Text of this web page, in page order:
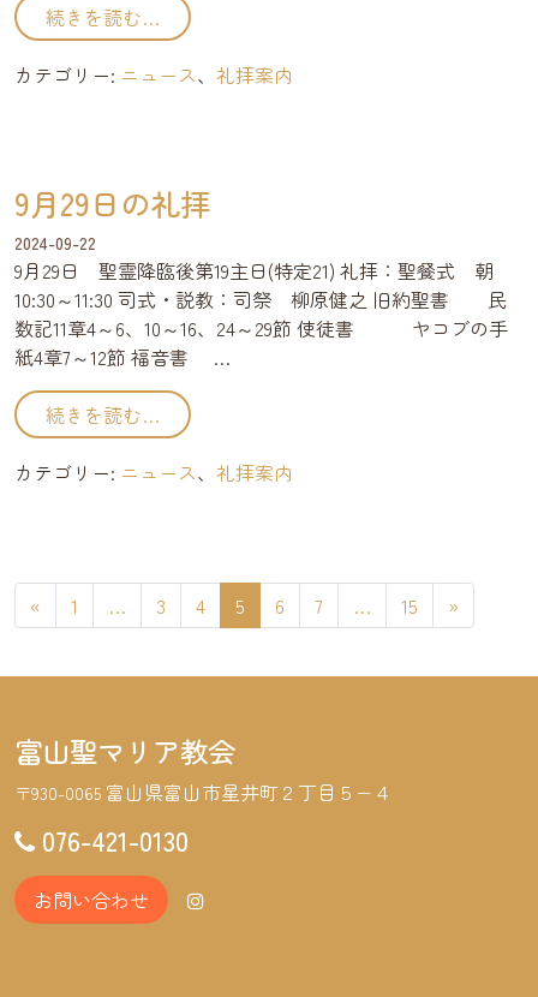
続きを読む… from 10月6日の礼拝
カテゴリー: ニュース、 礼拝案内
9月29日の礼拝
2024-09-22
9月29日 聖霊降臨後第19主日(特定21) 礼拝：聖餐式 朝
10:30～11:30 司式・説教：司祭 柳原健之 旧約聖書 民
数記11章4～6、10～16、24～29節 使徒書 ヤコブの手
紙4章7～12節 福音書 …
続きを読む… from 9月29日の礼拝
カテゴリー: ニュース、 礼拝案内
投稿ナビゲーション
« 1 … 3 4 5 6 7 … 15 »
富山聖マリア教会
〒930-0065 富山県富山市星井町２丁目５−４
076-421-0130
お問い合わせ